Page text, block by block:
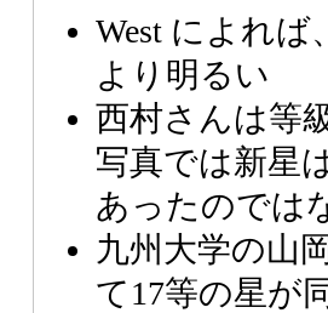
West によれば
より明るい
西村さんは等
写真では新星
あったのでは
九州大学の山
て17等の星が